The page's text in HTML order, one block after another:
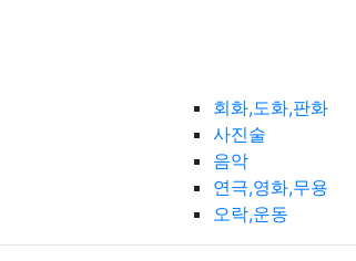
회화,도화,판화
사진술
음악
연극,영화,무용
오락,운동